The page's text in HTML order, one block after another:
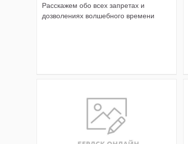
Расскажем обо всех запретах и
дозволениях волшебного времени